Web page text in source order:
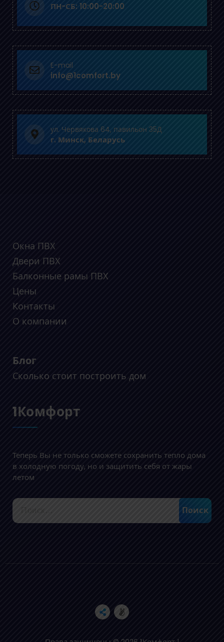
ПН-СБ: 10:00-20:00
E-mail
info@1comfort.by
ул. Червякова 64, павильон 35Д
г. Минск, Беларусь
Окна ПВХ
Двери ПВХ
Балконные рамы ПВХ
Цены
Контакты
О компании
Блог
Сколько стоит построить дом
1Комфорт
Теперь Вы не только сможете сохранить тепло дома
в холодную погоду, но и защитить себя от жары
летом
Найти: